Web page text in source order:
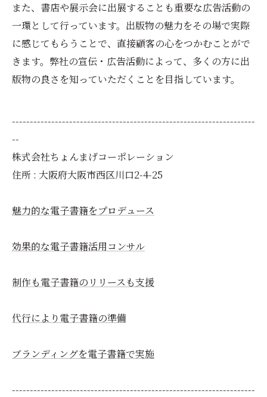
また、書店や展示会に出展することも重要な広告活動の
一環として行っています。出版物の魅力をその場で実際
に感じてもらうことで、直接顧客の心をつかむことがで
きます。弊社の宣伝・広告活動によって、多くの方に出
版物の良さを知っていただくことを目指しています。
--------------------------------------------------------------------
--
株式会社ちょんまげコーポレーション
住所 : 大阪府大阪市西区川口2-4-25
魅力的な電子書籍をプロデュース
効果的な電子書籍活用コンサル
制作も電子書籍のリリースも支援
代行により電子書籍の準備
ブランディングを電子書籍で実施
--------------------------------------------------------------------